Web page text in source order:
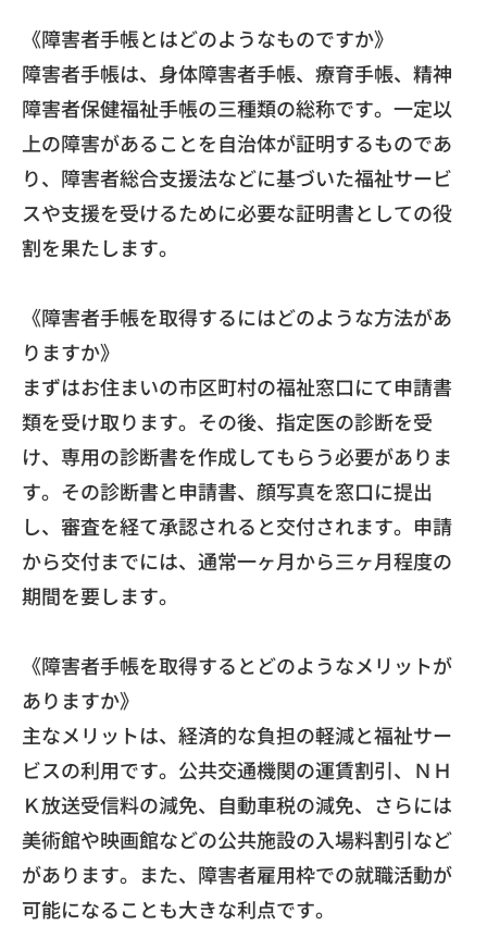
《障害者手帳とはどのようなものですか》
障害者手帳は、身体障害者手帳、療育手帳、 精神
障害者保健福祉手帳の三種類の総称です。 一定以
上の障害があることを自治体が証明するものであ
り、 障害者総合支援法などに基づいた福祉サービ
スや支援を受けるために必要な証明書としての役
割を果たします。
《障害者手帳を取得するにはどのような方法があ
りますか》
まずはお住まいの市区町村の福祉窓口にて申請書
類を受け取ります。その後、指定医の診断を受
け、 専用の診断書を作成してもらう必要がありま
す。 その診断書と申請書、顔写真を窓口に提出
し、 審査を経て承認されると交付されます。申請
から交付までには、 通常一ヶ月から三ヶ月程度の
期間を要します。
《障害者手帳を取得するとどのようなメリットが
ありますか》
主なメリットは、経済的な負担の軽減と福祉サー
ビスの利用です。 公共交通機関の運賃割引、ＮＨ
Ｋ放送受信料の減免、 自動車税の減免、 さらには
美術館や映画館などの公共施設の入場料割引など
があります。また、 障害者雇用枠での就職活動が
可能になることも大きな利点です。